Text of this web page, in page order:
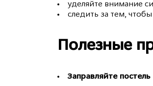
уделяйте внимание
следить за тем,
Полезные
Заправляйте постель